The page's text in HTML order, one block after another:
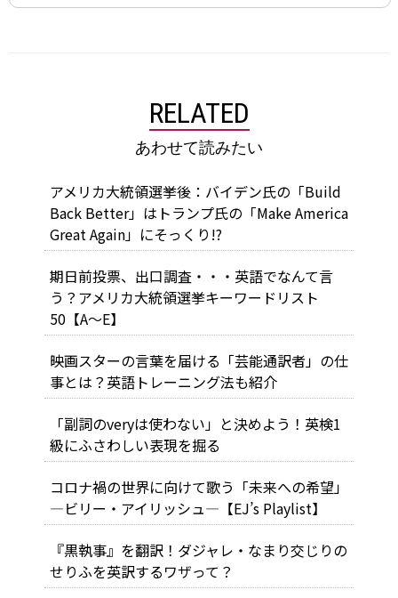
RELATED
あわせて読みたい
アメリカ大統領選挙後：バイデン氏の「Build
Back Better」はトランプ氏の「Make America
Great Again」にそっくり!?
期日前投票、出口調査・・・英語でなんて言
う？アメリカ大統領選挙キーワードリスト
50【A～E】
映画スターの言葉を届ける「芸能通訳者」の仕
事とは？英語トレーニング法も紹介
「副詞のveryは使わない」と決めよう！英検1
級にふさわしい表現を掘る
コロナ禍の世界に向けて歌う「未来への希望」
―ビリー・アイリッシュ―【EJ’s Playlist】
『黒執事』を翻訳！ダジャレ・なまり交じりの
せりふを英訳するワザって？